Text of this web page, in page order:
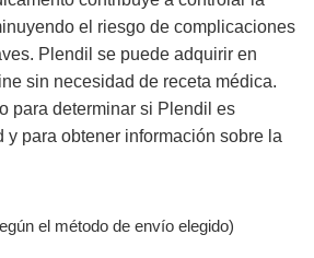
el riesgo de complicaciones
Plendil se puede adquirir en
sin necesidad de receta médica.
para determinar si Plendil es
y para obtener información sobre la
el método de envío elegido)